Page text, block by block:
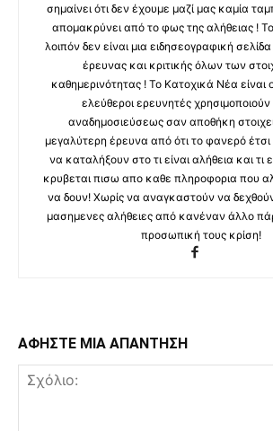
σημαίνει ότι δεν έχουμε μαζί μας καμία
απομακρύνει από το φως της αλήθειας !
λοιπόν δεν είναι μια ειδησεογραφική
έρευνας και κριτικής όλων των
καθημερινότητας ! Το Κατοχικά Νέα είναι
ελεύθεροι ερευνητές χρησιμοποιούν
αναδημοσιεύσεως σαν αποθήκη
μεγαλύτερη έρευνα από ότι το φανερό
να καταλήξουν στο τι είναι αλήθεια και τι
κρυβεται πισω απο καθε πληροφορια που
να δουν! Χωρίς να αναγκαστούν να
μασημενες αλήθειες από κανέναν άλλο
προσωπική τους κρίση!
ΑΦΗΣΤΕ ΜΙΑ ΑΠΑΝΤΗΣΗ